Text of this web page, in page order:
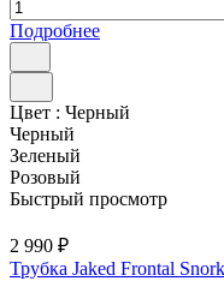
Подробнее
Цвет : Черный
Черный
Зеленый
Розовый
Быстрый просмотр
2 990 ₽
Трубка Jaked Frontal